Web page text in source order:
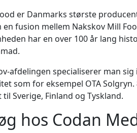
er Danmarks største
en fusion mellem Nakskov Mill
har en over 100 år lang
afdelingen specialiserer man
som for eksempel OTA
Sverige, Finland og Tyskland.
hos Codan